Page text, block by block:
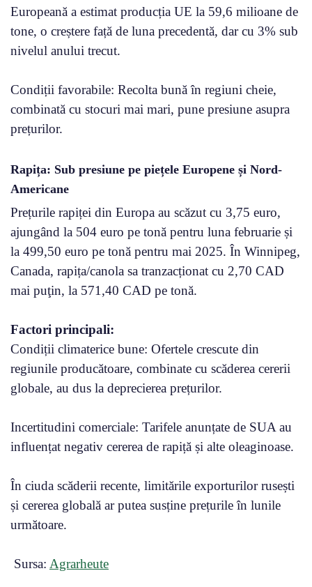
Europeană a estimat producția UE la 59,6 milioane de
tone, o creștere față de luna precedentă, dar cu 3% sub
nivelul anului trecut.
Condiții favorabile: Recolta bună în regiuni cheie,
combinată cu stocuri mai mari, pune presiune asupra
prețurilor.
Rapița: Sub presiune pe piețele Europene și Nord-
Americane
Prețurile rapiței din Europa au scăzut cu 3,75 euro,
ajungând la 504 euro pe tonă pentru luna februarie și
la 499,50 euro pe tonă pentru mai 2025. În Winnipeg,
Canada, rapița/canola sa tranzacționat cu 2,70 CAD
mai puţin, la 571,40 CAD pe tonă.
Factori principali:
Condiții climaterice bune: Ofertele crescute din
regiunile producătoare, combinate cu scăderea cererii
globale, au dus la deprecierea prețurilor.
Incertitudini comerciale: Tarifele anunțate de SUA au
influențat negativ cererea de rapiță și alte oleaginoase.
În ciuda scăderii recente, limitările exporturilor rusești
și cererea globală ar putea susține prețurile în lunile
următoare.
Sursa: Agrarheute